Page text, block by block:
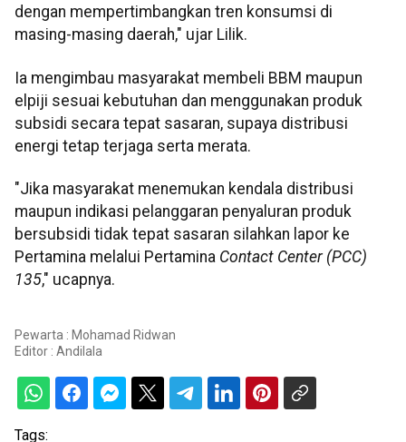
dengan mempertimbangkan tren konsumsi di
masing-masing daerah," ujar Lilik.
Ia mengimbau masyarakat membeli BBM maupun
elpiji sesuai kebutuhan dan menggunakan produk
subsidi secara tepat sasaran, supaya distribusi
energi tetap terjaga serta merata.
"Jika masyarakat menemukan kendala distribusi
maupun indikasi pelanggaran penyaluran produk
bersubsidi tidak tepat sasaran silahkan lapor ke
Pertamina melalui Pertamina Contact Center (PCC)
135," ucapnya.
Pewarta : Mohamad Ridwan
Editor : Andilala
Tags: